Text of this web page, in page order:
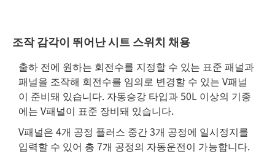
조작 감각이 뛰어난 시트 스위치 채용
출하 전에 원하는 회전수를 지정할 수 있는 표준 패널과
패널을 조작해 회전수를 임의로 변경할 수 있는 V패널
이 준비돼 있습니다. 자동승강 타입과 50L 이상의 기종
에는 V패널이 표준 장비돼 있습니다.
V패널은 4개 공정 플러스 중간 3개 공정에 일시정지를
입력할 수 있어 총 7개 공정의 자동운전이 가능합니다.